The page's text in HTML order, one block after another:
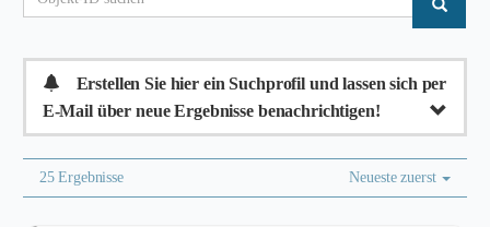
Erstellen Sie hier ein Suchprofil und lassen sich per
E-Mail über neue Ergebnisse benachrichtigen!
25 Ergebnisse Neueste zuerst